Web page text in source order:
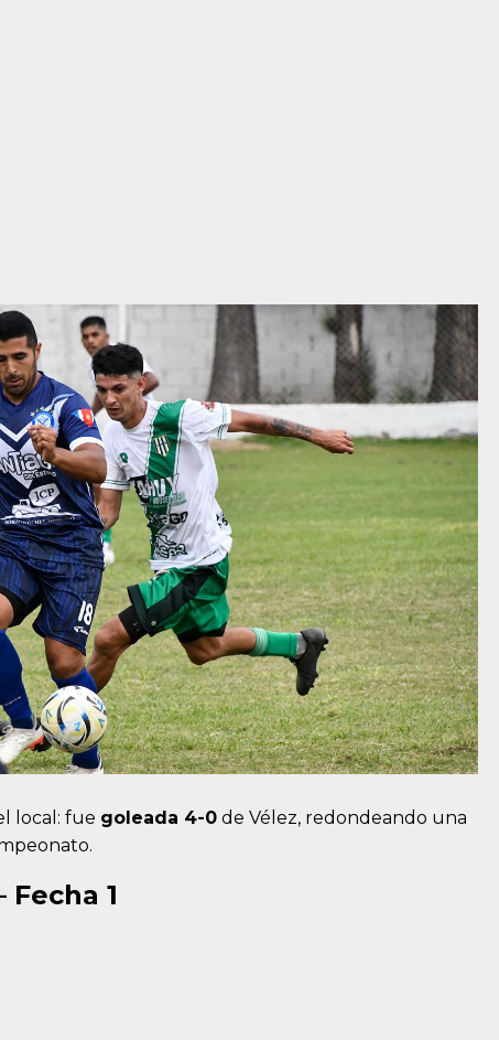
local: fue goleada 4-0 de Vélez, redondeando una
1